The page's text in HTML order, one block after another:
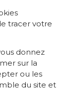
tracer votre
donnez
sur la
ou les
du site et